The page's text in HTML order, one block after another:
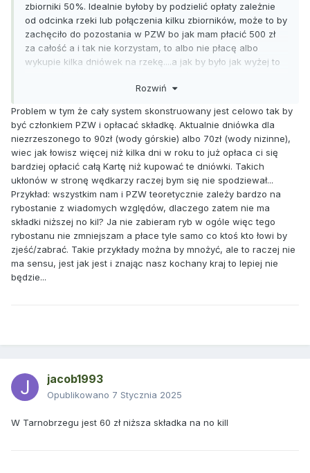
zbiorniki 50%. Idealnie byłoby by podzielić opłaty zależnie
od odcinka rzeki lub połączenia kilku zbiorników, może to by
zachęciło do pozostania w PZW bo jak mam płacić 500 zł
za całość a i tak nie korzystam, to albo nie płacę albo
wykupie kilka dniówek na rzekę....a jak by było jak wyżej to
Rozwiń
Problem w tym że cały system skonstruowany jest celowo tak by
być członkiem PZW i opłacać składkę. Aktualnie dniówka dla
niezrzeszonego to 90zł (wody górskie) albo 70zł (wody nizinne),
wiec jak łowisz więcej niż kilka dni w roku to już opłaca ci się
bardziej opłacić całą Kartę niż kupować te dniówki. Takich
ukłonów w stronę wędkarzy raczej bym się nie spodziewał...
Przykład: wszystkim nam i PZW teoretycznie zależy bardzo na
rybostanie z wiadomych względów, dlaczego zatem nie ma
składki niższej no kil? Ja nie zabieram ryb w ogóle więc tego
rybostanu nie zmniejszam a płace tyle samo co ktoś kto łowi by
zjeść/zabrać. Takie przykłady można by mnożyć, ale to raczej nie
ma sensu, jest jak jest i znając nasz kochany kraj to lepiej nie
będzie...
jacob1993
Opublikowano 7 Stycznia 2025
W Tarnobrzegu jest 60 zł niższa składka na no kill